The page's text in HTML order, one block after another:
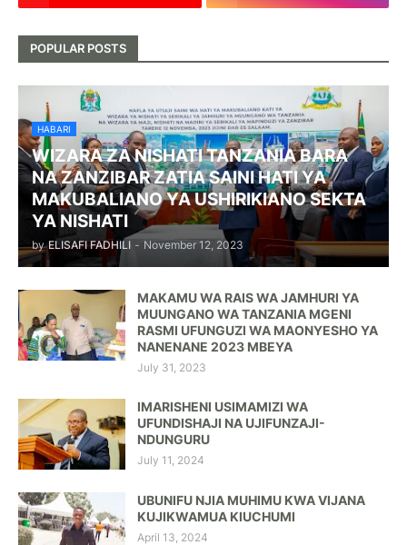
POPULAR POSTS
HABARI
WIZARA ZA NISHATI TANZANIA BARA
NA ZANZIBAR ZATIA SAINI HATI YA
MAKUBALIANO YA USHIRIKIANO SEKTA
YA NISHATI
by ELISAFI FADHILI - November 12, 2023
MAKAMU WA RAIS WA JAMHURI YA
MUUNGANO WA TANZANIA MGENI
RASMI UFUNGUZI WA MAONYESHO YA
NANENANE 2023 MBEYA
July 31, 2023
IMARISHENI USIMAMIZI WA
UFUNDISHAJI NA UJIFUNZAJI-
NDUNGURU
July 11, 2024
UBUNIFU NJIA MUHIMU KWA VIJANA
KUJIKWAMUA KIUCHUMI
April 13, 2024